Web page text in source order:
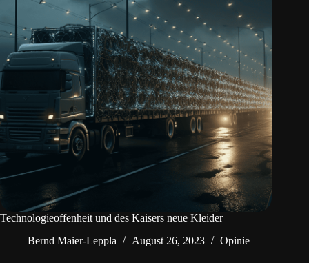
Technologieoffenheit und des Kaisers neue Kleider
Bernd Maier-Leppla
August 26, 2023 Opinie